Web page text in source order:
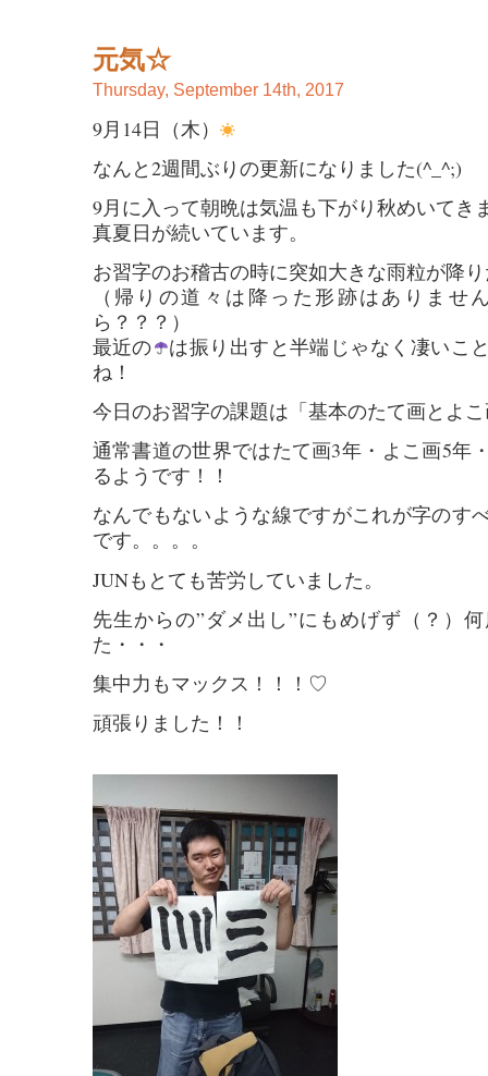
元気☆
Thursday, September 14th, 2017
9月14日（木）
なんと2週間ぶりの更新になりました(^_^;)
9月に入って朝晩は気温も下がり秋めいてき
真夏日が続いています。
お習字のお稽古の時に突如大きな雨粒が降
（帰りの道々は降った形跡はありませ
ら？？？）
最近の
は振り出すと半端じゃなく凄いこ
ね！
今日のお習字の課題は「基本のたて画とよ
通常書道の世界ではたて画3年・よこ画5年
るようです！！
なんでもないような線ですがこれが字のす
です。。。。
JUNもとても苦労していました。
先生からの”ダメ出し”にもめげず（？）
た・・・
集中力もマックス！！！♡
頑張りました！！